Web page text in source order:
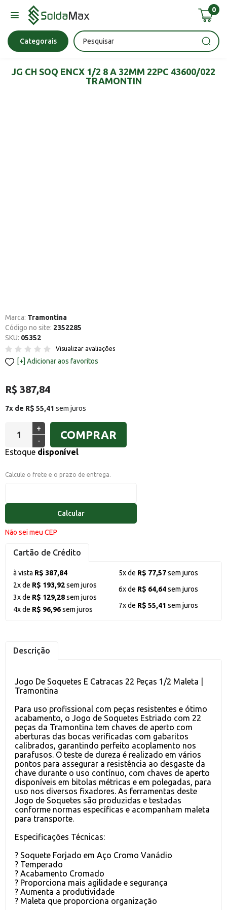
0
Categorais
Bateria Chave Impacto Esmerilhadeira
JG CH SOQ ENCX 1/2 8 A 32MM 22PC 43600/022
TRAMONTIN
Marca: Tramontina
Código no site: 2352285
SKU: 05352
Visualizar avaliações
Adicionar aos favoritos
R$ 387,84
7x de R$ 55,41 sem juros
+
-
COMPRAR
Estoque disponível
Calcule o frete e o prazo de entrega.
Calcular
Não sei meu CEP
Cartão de Crédito
à vista R$ 387,84
2x de R$ 193,92sem juros
3x de R$ 129,28sem juros
4x de R$ 96,96sem juros
5x de R$ 77,57sem juros
6x de R$ 64,64sem juros
7x de R$ 55,41 sem juros
Descrição
Jogo De Soquetes E Catracas 22 Peças 1/2 Maleta |
Tramontina
Para uso profissional com peças resistentes e ótimo
acabamento, o Jogo de Soquetes Estriado com 22
peças da Tramontina tem chaves de aperto com
aberturas das bocas verificadas com gabaritos
calibrados, garantindo perfeito acoplamento nos
parafusos. O teste de dureza é realizado em vários
pontos para assegurar a resistência ao desgaste da
chave durante o uso contínuo, com chaves de aperto
disponíveis em bitolas métricas e em polegadas, para
uso nos diversos fixadores. As ferramentas deste
Jogo de Soquetes são produzidas e testadas
conforme normas específicas e acompanham maleta
para transporte.
Especificações Técnicas:
? Soquete Forjado em Aço Cromo Vanádio
? Temperado
? Acabamento Cromado
? Proporciona mais agilidade e segurança
? Aumenta a produtividade
? Maleta que proporciona organização